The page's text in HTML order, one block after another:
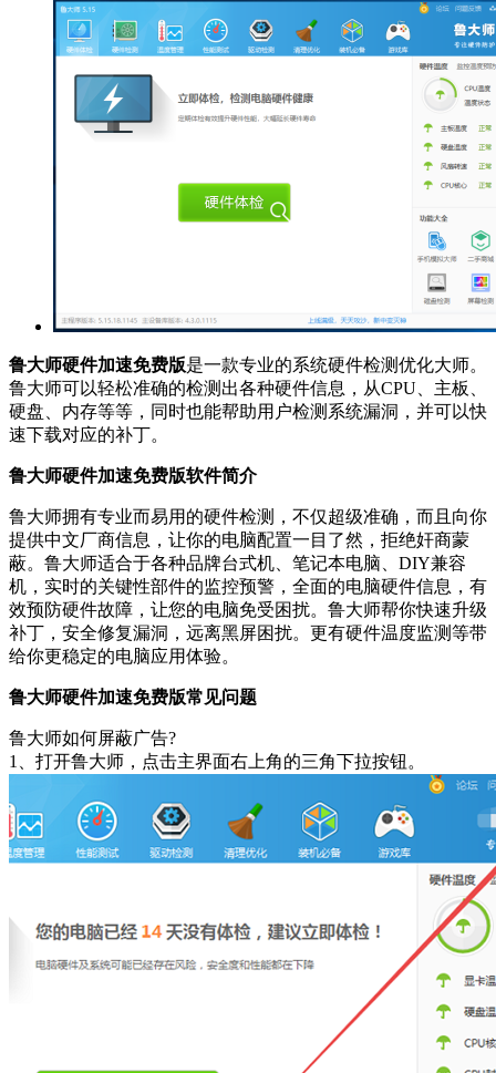
鲁大师硬件加速免费版是一款专业的系统硬件检测优化大师。
鲁大师可以轻松准确的检测出各种硬件信息，从CPU、主板、
硬盘、内存等等，同时也能帮助用户检测系统漏洞，并可以快
速下载对应的补丁。
鲁大师硬件加速免费版软件简介
鲁大师拥有专业而易用的硬件检测，不仅超级准确，而且向你
提供中文厂商信息，让你的电脑配置一目了然，拒绝奸商蒙
蔽。鲁大师适合于各种品牌台式机、笔记本电脑、DIY兼容
机，实时的关键性部件的监控预警，全面的电脑硬件信息，有
效预防硬件故障，让您的电脑免受困扰。鲁大师帮你快速升级
补丁，安全修复漏洞，远离黑屏困扰。更有硬件温度监测等带
给你更稳定的电脑应用体验。
鲁大师硬件加速免费版常见问题
鲁大师如何屏蔽广告?
1、打开鲁大师，点击主界面右上角的三角下拉按钮。